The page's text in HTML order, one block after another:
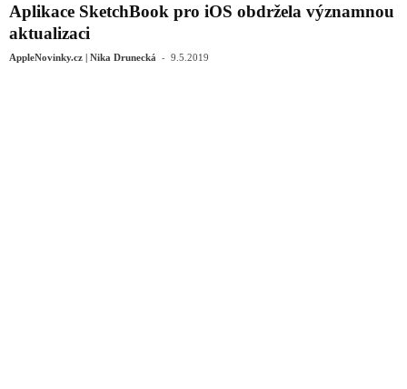
Aplikace SketchBook pro iOS obdržela významnou
aktualizaci
AppleNovinky.cz | Nika Drunecká - 9.5.2019